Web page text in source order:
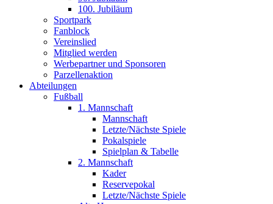
100. Jubiläum
Sportpark
Fanblock
Vereinslied
Mitglied werden
Werbepartner und Sponsoren
Parzellenaktion
Abteilungen
Fußball
1. Mannschaft
Mannschaft
Letzte/Nächste Spiele
Pokalspiele
Spielplan & Tabelle
2. Mannschaft
Kader
Reservepokal
Letzte/Nächste Spiele